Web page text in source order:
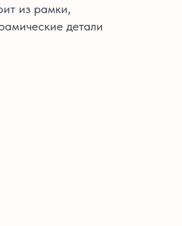
из рамки,
детали